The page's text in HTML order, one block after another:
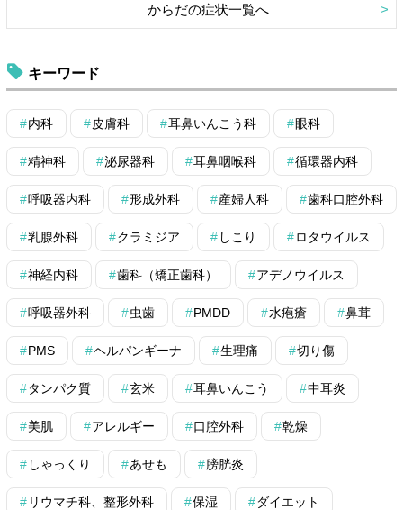
からだの症状一覧へ
キーワード
内科 皮膚科 耳鼻いんこう科 眼科
精神科 泌尿器科 耳鼻咽喉科 循環器内科
呼吸器内科 形成外科 産婦人科 歯科口腔外科
乳腺外科 クラミジア しこり ロタウイルス
神経内科 歯科（矯正歯科） アデノウイルス
呼吸器外科 虫歯 PMDD 水疱瘡 鼻茸
PMS ヘルパンギーナ 生理痛 切り傷
タンパク質 玄米 耳鼻いんこう 中耳炎
美肌 アレルギー 口腔外科 乾燥
しゃっくり あせも 膀胱炎
リウマチ科、整形外科 保湿 ダイエット